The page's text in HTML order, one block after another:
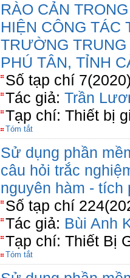
RÀO CẢN
HIỆN CÔNG
TRƯỜNG
PHÚ TÂN, TỈNH
Số tạp chí
Tác giả: Trần
Tạp chí: Thiết bị
Tóm tắt
Sử dụng phần
câu hỏi trắc
nguyên hàm - tích
Số tạp chí
Tác giả: Bùi Anh
Tạp chí: Thiết Bị
Tóm tắt